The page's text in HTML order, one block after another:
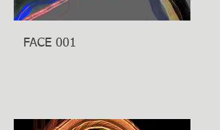
FACE 001